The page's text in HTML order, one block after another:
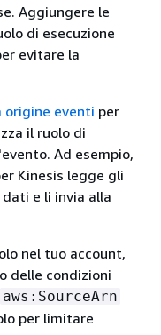
Aggiungere le
di esecuzione
evitare la
origine eventi per
il ruolo di
Ad esempio,
Kinesis legge gli
e li invia alla
nel tuo account,
delle condizioni
aws:SourceArn
per limitare